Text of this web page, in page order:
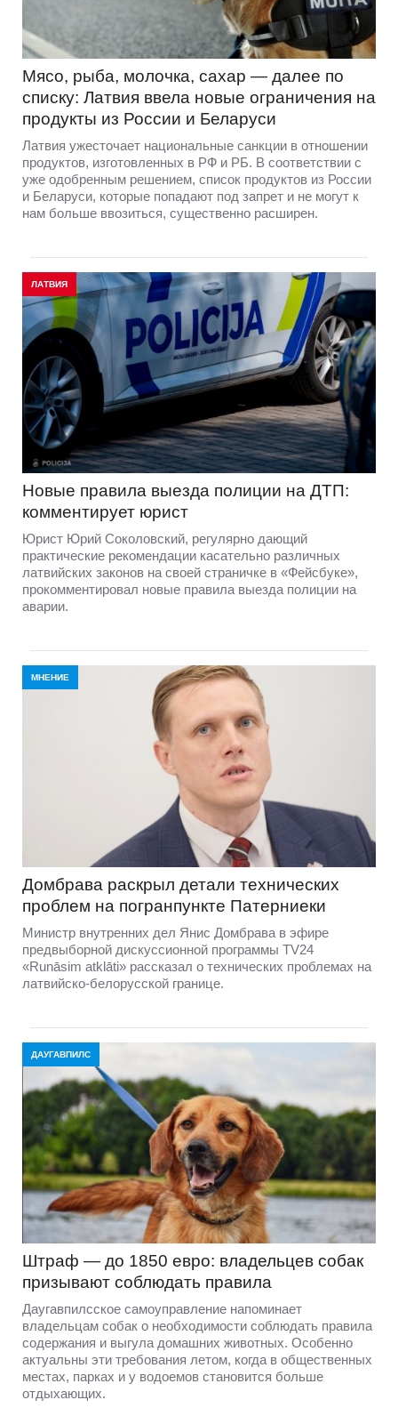
Мясо, рыба, молочка, сахар — далее по
списку: Латвия ввела новые ограничения на
продукты из России и Беларуси
Латвия ужесточает национальные санкции в отношении
продуктов, изготовленных в РФ и РБ. В соответствии с
уже одобренным решением, список продуктов из России
и Беларуси, которые попадают под запрет и не могут к
нам больше ввозиться, существенно расширен.
ЛАТВИЯ
Новые правила выезда полиции на ДТП:
комментирует юрист
Юрист Юрий Соколовский, регулярно дающий
практические рекомендации касательно различных
латвийских законов на своей страничке в «Фейсбуке»,
прокомментировал новые правила выезда полиции на
аварии.
МНЕНИЕ
Домбравa раскрыл детали технических
проблем на погранпункте Патерниеки
Министр внутренних дел Янис Домбрава в эфире
предвыборной дискуссионной программы TV24
«Runāsim atklāti» рассказал о технических проблемах на
латвийско-белорусской границе.
ДАУГАВПИЛС
Штраф — до 1850 евро: владельцев собак
призывают соблюдать правила
Даугавпилсское самоуправление напоминает
владельцам собак о необходимости соблюдать правила
содержания и выгула домашних животных. Особенно
актуальны эти требования летом, когда в общественных
местах, парках и у водоемов становится больше
отдыхающих.